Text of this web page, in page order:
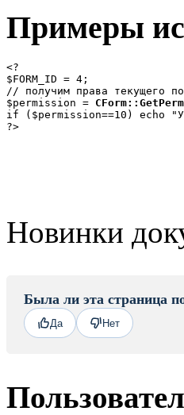
Примеры
<?
$FORM_ID = 4;
// получим права текущего
$permission =
if ($permission==10) echo "У
Новинки
Была ли эта страница
Да Нет